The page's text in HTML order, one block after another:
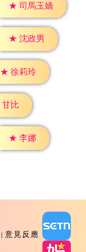
★ 司馬玉嬌
★ 沈政男
★ 徐莉玲
甘比
★ 李娜
意見反應